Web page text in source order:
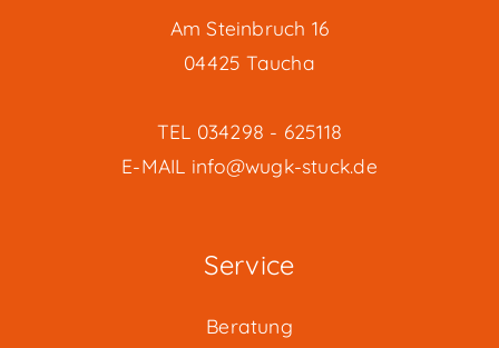
Am Steinbruch 16
04425 Taucha
TEL 034298 - 625118
E-MAIL info@wugk-stuck.de
Service
Beratung